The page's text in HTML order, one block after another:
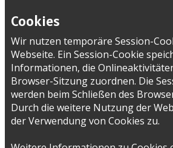
Cookies
Wir nutzen temporäre Session-
Webseite. Ein Session-Cookie
Informationen, die
Browser-Sitzung zuordnen. Die
werden beim Schließen des
Durch die weitere Nutzung der
der Verwendung von Cookies zu.